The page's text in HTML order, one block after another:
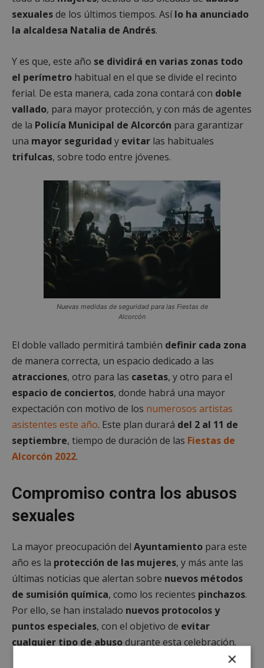
sexualesde los últimos tiempos. Asílo ha anunciado
la alcaldesa Natalia de Andrés.
Y es que, este año se dividirá en varias zonas todo
el perímetro habitual en el que se divide el recinto
ferial. De esta manera, cada zona contará con doble
vallado, para mayor protección, y con más de agentes
de la Policía Municipal de Alcorcón para garantizar
una mayor seguridad y evitar las habituales
trifulcas, sobre todo entre jóvenes.
Nuevas medidas de seguridad para las Fiestas de
Alcorcón
El doble vallado permitirá también definir cada zona
de manera correcta, un espacio dedicado a las
atracciones, otro para las casetas, y otro para el
espacio de conciertos, donde habrá una mayor
expectación con motivo de los numerosos artistas
asistentes este año. Este plan durará del 2 al 11 de
septiembre, tiempo de duración de las Fiestas de
Alcorcón 2022.
Compromiso contra los abusos
sexuales
La mayor preocupación del Ayuntamiento para este
año es la protección de las mujeres, y más ante las
últimas noticias que alertan sobre nuevos métodos
de sumisión química, como los recientes pinchazos.
Por ello, se han instalado nuevos protocolos y
puntos especiales, con el objetivo de evitar
cualquier tipo de abusodurante esta celebración.
×